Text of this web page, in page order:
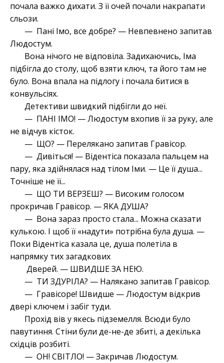
почала важко дихати. З її очей почали накрапати
сльози.
— Пані Імо, все добре? — Невпевнено запитав
Людостум.
Вона нічого не відповіла. Задихаючись, Іма
підбігла до столу, щоб взяти ключ, та його там не
було. Вона впала на підлогу і почала битися в
конвульсіях.
Детективи швидкий підбігли до неї.
— ПАНІ ІМО! — Людостум вхопив її за руку, але
не відчув кісток.
— ЩО? — Перелякано запитав Гравісор.
— Дивіться! — Відентіса показала пальцем на
пару, яка здійнялася над тілом Іми. — Це її душа...
Точніше не її...
— ЩО ТИ ВЕРЗЕШ? — Високим голосом
прокричав Гравісор. — ЯКА ДУША?
— Вона зараз просто стала... Можна сказати
кулькою. І щоб її «надути» потрібна була душа. —
Поки Відентіса казала це, душа полетіла в
напрямку тих загадкових
Дверей. — ШВИДШЕ ЗА НЕЮ.
— ТИ ЗДУРІЛА? — Налякано запитав Гравісор.
— Гравісоре! Швидше — Людостум відкрив
двері ключем і забіг туди.
Прохід вів у якесь підземелля. Всюди було
павутиння. Стіни були де-не-де збиті, а декілька
східців розбиті.
— ОН! СВІТЛО! — Закричав Людостум.